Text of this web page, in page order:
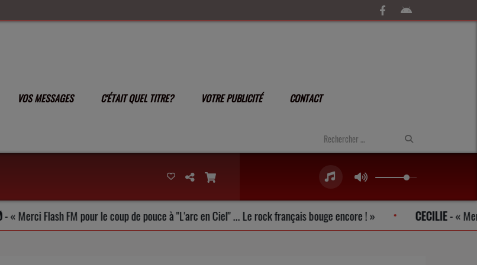
VOS MESSAGES C'ÉTAIT QUEL TITRE? VOTRE PUBLICITÉ CONTACT
Flash FM pour le coup de pouce à "L'arc en Ciel" ... Le rock français bouge encore ! CECILIE- Merci